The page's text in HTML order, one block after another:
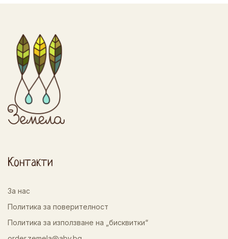
Контакти
За нас
Политика за поверителност
Политика за използване на „бисквитки“